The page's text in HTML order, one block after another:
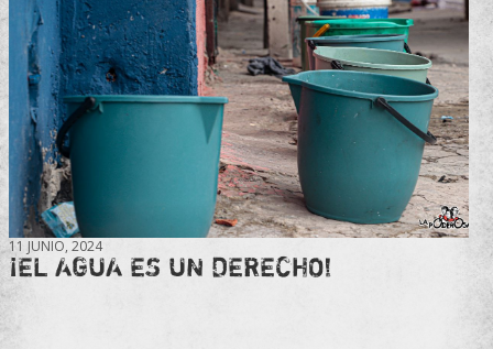
11 JUNIO, 2024
¡EL AGUA ES UN DERECHO!